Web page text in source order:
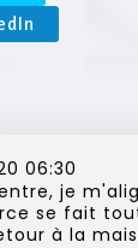
06:30
je
se fait
à la